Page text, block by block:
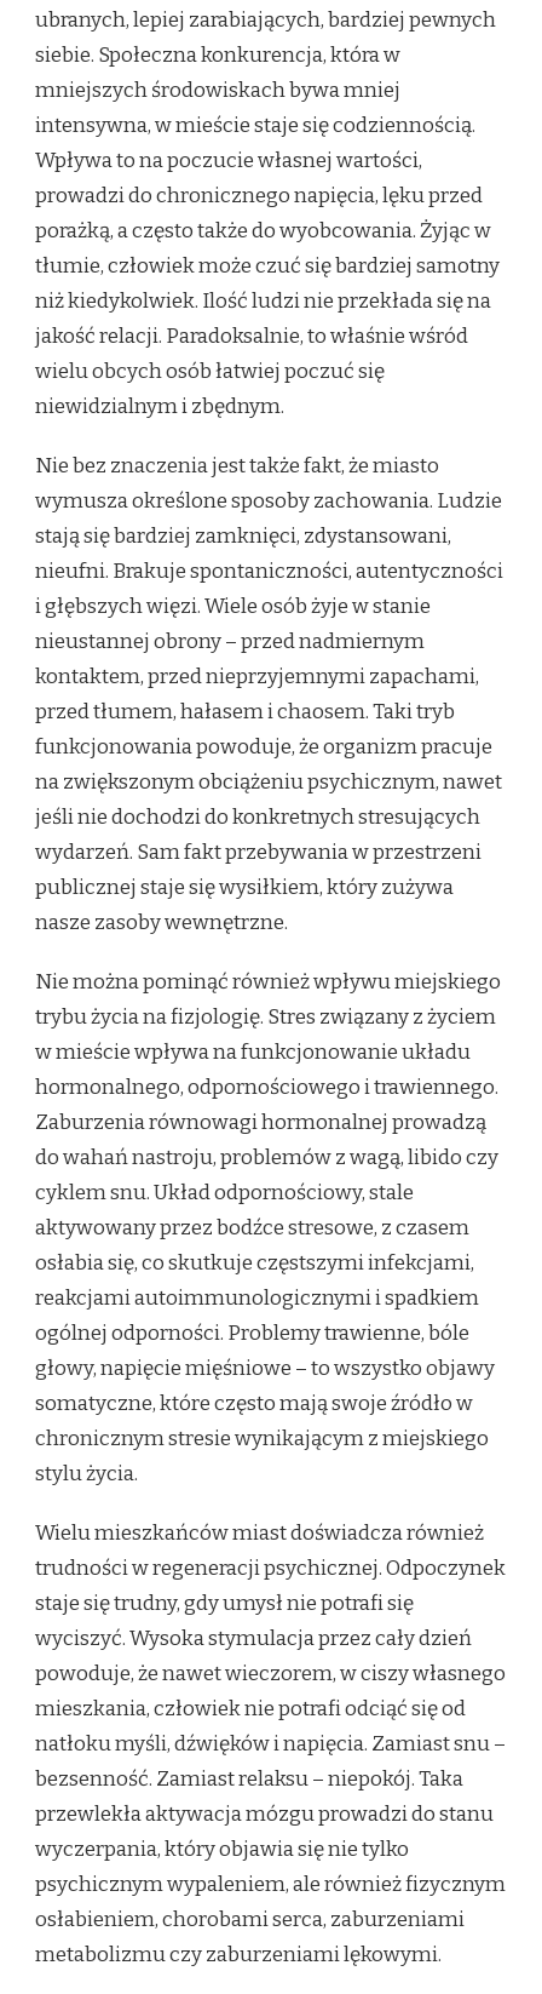
ubranych, lepiej zarabiających, bardziej pewnych
siebie. Społeczna konkurencja, która w
mniejszych środowiskach bywa mniej
intensywna, w mieście staje się codziennością.
Wpływa to na poczucie własnej wartości,
prowadzi do chronicznego napięcia, lęku przed
porażką, a często także do wyobcowania. Żyjąc w
tłumie, człowiek może czuć się bardziej samotny
niż kiedykolwiek. Ilość ludzi nie przekłada się na
jakość relacji. Paradoksalnie, to właśnie wśród
wielu obcych osób łatwiej poczuć się
niewidzialnym i zbędnym.
Nie bez znaczenia jest także fakt, że miasto
wymusza określone sposoby zachowania. Ludzie
stają się bardziej zamknięci, zdystansowani,
nieufni. Brakuje spontaniczności, autentyczności
i głębszych więzi. Wiele osób żyje w stanie
nieustannej obrony – przed nadmiernym
kontaktem, przed nieprzyjemnymi zapachami,
przed tłumem, hałasem i chaosem. Taki tryb
funkcjonowania powoduje, że organizm pracuje
na zwiększonym obciążeniu psychicznym, nawet
jeśli nie dochodzi do konkretnych stresujących
wydarzeń. Sam fakt przebywania w przestrzeni
publicznej staje się wysiłkiem, który zużywa
nasze zasoby wewnętrzne.
Nie można pominąć również wpływu miejskiego
trybu życia na fizjologię. Stres związany z życiem
w mieście wpływa na funkcjonowanie układu
hormonalnego, odpornościowego i trawiennego.
Zaburzenia równowagi hormonalnej prowadzą
do wahań nastroju, problemów z wagą, libido czy
cyklem snu. Układ odpornościowy, stale
aktywowany przez bodźce stresowe, z czasem
osłabia się, co skutkuje częstszymi infekcjami,
reakcjami autoimmunologicznymi i spadkiem
ogólnej odporności. Problemy trawienne, bóle
głowy, napięcie mięśniowe – to wszystko objawy
somatyczne, które często mają swoje źródło w
chronicznym stresie wynikającym z miejskiego
stylu życia.
Wielu mieszkańców miast doświadcza również
trudności w regeneracji psychicznej. Odpoczynek
staje się trudny, gdy umysł nie potrafi się
wyciszyć. Wysoka stymulacja przez cały dzień
powoduje, że nawet wieczorem, w ciszy własnego
mieszkania, człowiek nie potrafi odciąć się od
natłoku myśli, dźwięków i napięcia. Zamiast snu –
bezsenność. Zamiast relaksu – niepokój. Taka
przewlekła aktywacja mózgu prowadzi do stanu
wyczerpania, który objawia się nie tylko
psychicznym wypaleniem, ale również fizycznym
osłabieniem, chorobami serca, zaburzeniami
metabolizmu czy zaburzeniami lękowymi.